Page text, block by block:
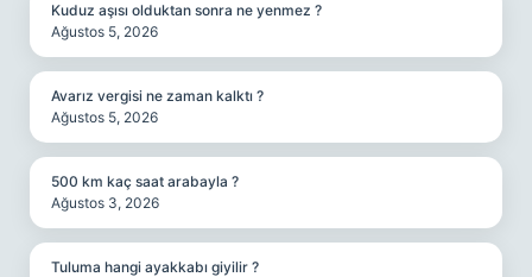
Kuduz aşısı olduktan sonra ne yenmez ?
Ağustos 5, 2026
Avarız vergisi ne zaman kalktı ?
Ağustos 5, 2026
500 km kaç saat arabayla ?
Ağustos 3, 2026
Tuluma hangi ayakkabı giyilir ?